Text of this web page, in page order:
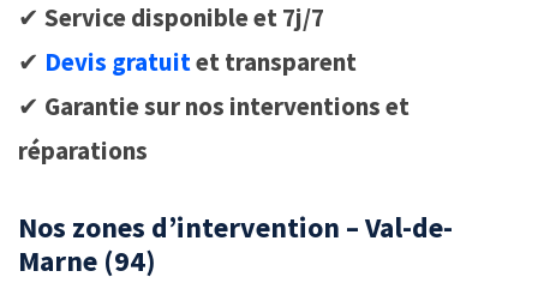
✔ Service disponible et 7j/7
✔ Devis gratuitet transparent
✔ Garantie sur nos interventions et
réparations
Nos zones d’intervention – Val-de-
Marne (94)